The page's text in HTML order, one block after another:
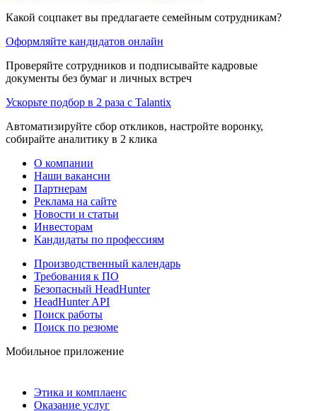
Какой соцпакет вы предлагаете семейным сотрудникам?
Оформляйте кандидатов онлайн
Проверяйте сотрудников и подписывайте кадровые
документы без бумаг и личных встреч
Ускорьте подбор в 2 раза с Talantix
Автоматизируйте сбор откликов, настройте воронку,
собирайте аналитику в 2 клика
О компании
Наши вакансии
Партнерам
Реклама на сайте
Новости и статьи
Инвесторам
Кандидаты по профессиям
Производственный календарь
Требования к ПО
Безопасный HeadHunter
HeadHunter API
Поиск работы
Поиск по резюме
Мобильное приложение
Этика и комплаенс
Оказание услуг